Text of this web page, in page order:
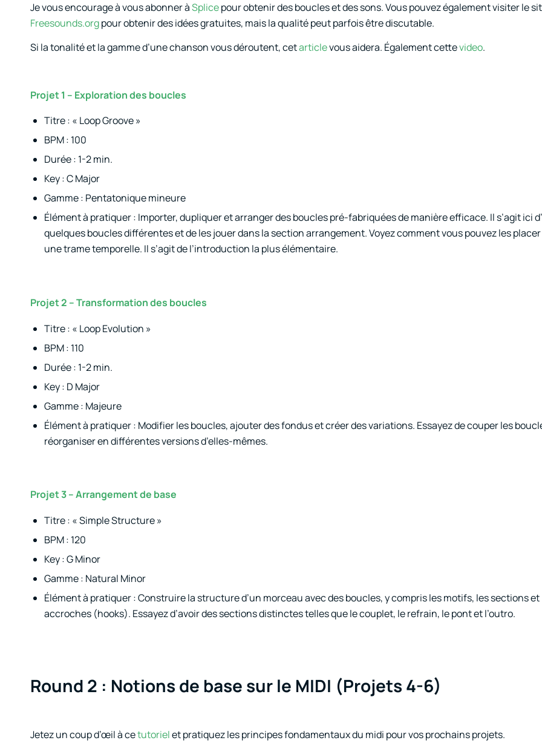
Je vous encourage à vous abonner àSplicepour obtenir des boucles et des sons. Vous pouvez également visiter le
Freesounds.orgpour obtenir des idées gratuites, mais la qualité peut parfois être discutable.
Si la tonalité et la gamme d’une chanson vous déroutent, cetarticlevous aidera. Également cettevideo.
Projet 1 – Exploration des boucles
Titre : « Loop Groove »
BPM : 100
Durée : 1-2 min.
Key : C Major
Gamme : Pentatonique mineure
Élément à pratiquer : Importer, dupliquer et arranger des boucles pré-fabriquées de manière efficace. Il s’agit ici
quelques boucles différentes et de les jouer dans la section arrangement. Voyez comment vous pouvez les
une trame temporelle. Il s’agit de l’introduction la plus élémentaire.
Projet 2 – Transformation des boucles
Titre : « Loop Evolution »
BPM : 110
Durée : 1-2 min.
Key : D Major
Gamme : Majeure
Élément à pratiquer : Modifier les boucles, ajouter des fondus et créer des variations. Essayez de couper les
réorganiser en différentes versions d’elles-mêmes.
Projet 3 – Arrangement de base
Titre : « Simple Structure »
BPM : 120
Key : G Minor
Gamme : Natural Minor
Élément à pratiquer : Construire la structure d’un morceau avec des boucles, y compris les motifs, les sections et
accroches (hooks). Essayez d’avoir des sections distinctes telles que le couplet, le refrain, le pont et l’outro.
Round 2 : Notions de base sur le MIDI (Projets 4-6)
Jetez un coup d’œil à cetutorielet pratiquez les principes fondamentaux du midi pour vos prochains projets.